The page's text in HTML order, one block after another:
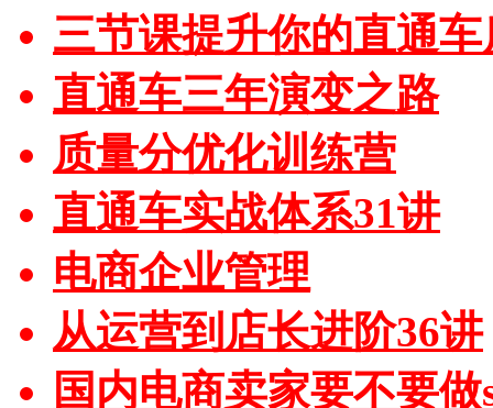
三节课提升你的直通
直通车三年演变之路
质量分优化训练营
直通车实战体系31讲
电商企业管理
从运营到店长进阶36讲
国内电商卖家要不要做